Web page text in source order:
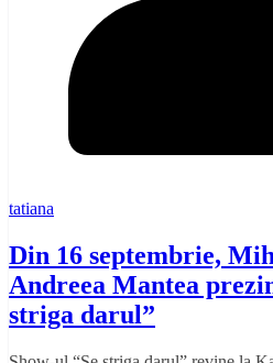
tatiana
Din 16 septembrie,
Andreea Mantea
striga darul”